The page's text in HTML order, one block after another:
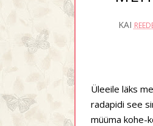
KAI
Üleeile läks
radapidi see
müüma kohe-